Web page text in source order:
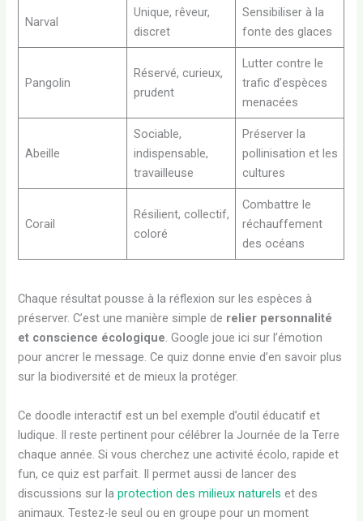
Narval
Unique, rêveur,
discret
Sensibiliser à la
fonte des glaces
Pangolin
Réservé, curieux,
prudent
Lutter contre le
trafic d’espèces
menacées
Abeille
Sociable,
indispensable,
travailleuse
Préserver la
pollinisation et les
cultures
Corail
Résilient, collectif,
coloré
Combattre le
réchauffement
des océans
Chaque résultat pousse à la réflexion sur les espèces à
préserver. C’est une manière simple de relier personnalité
et conscience écologique. Google joue ici sur l’émotion
pour ancrer le message. Ce quiz donne envie d’en savoir plus
sur la biodiversité et de mieux la protéger.
Ce doodle interactif est un bel exemple d’outil éducatif et
ludique. Il reste pertinent pour célébrer la Journée de la Terre
chaque année. Si vous cherchez une activité écolo, rapide et
fun, ce quiz est parfait. Il permet aussi de lancer des
discussions sur laprotection des milieux naturels et des
animaux. Testez-le seul ou en groupe pour un moment